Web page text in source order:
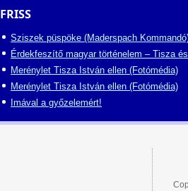
FRISS
Sziszek püspöke (Maderspach
Érdekfeszítő magyar történelem – Tisza
Merénylet Tisza István ellen (Fotómédia)
Merénylet Tisza István ellen (Fotómédia)
Imával a győzelemért!